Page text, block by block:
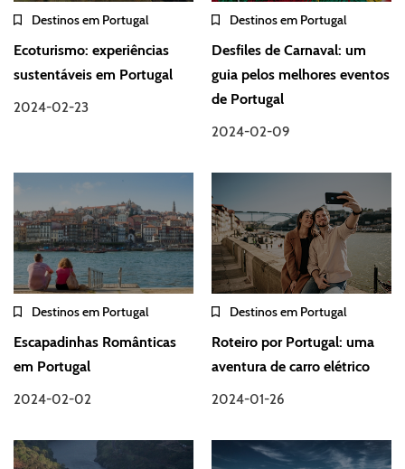
Destinos em Portugal
Ecoturismo: experiências
sustentáveis em Portugal
2024-02-23
Destinos em Portugal
Desfiles de Carnaval: um
guia pelos melhores eventos
de Portugal
2024-02-09
Destinos em Portugal
Escapadinhas Românticas
em Portugal
2024-02-02
Destinos em Portugal
Roteiro por Portugal: uma
aventura de carro elétrico
2024-01-26